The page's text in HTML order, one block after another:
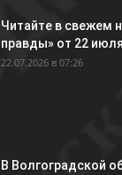
Читайте в свежем
правды» от 22
22.07.2026 в 07:26
В Волгоградской